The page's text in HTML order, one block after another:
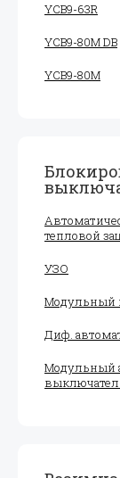
YCB9-63R
YCB9-80M DB
YCB9-80M
тепловой
УЗО
Модульный
Диф.
Модульный